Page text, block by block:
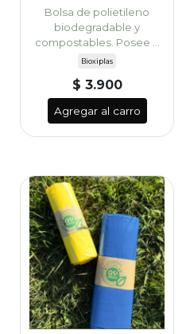
Bolsa de polietileno
biodegradable y
compostables. Posee ...
Bioxiplas
$ 3.900
Agregar al carro